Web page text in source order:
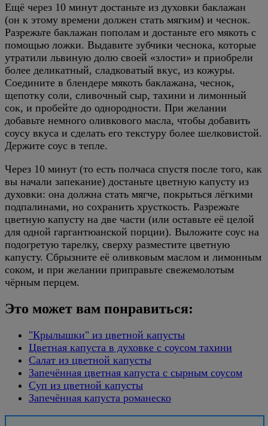
Ещё через 10 минут достаньте из духовки баклажан
(он к этому времени должен стать мягким) и чеснок.
Разрежьте баклажан пополам и достаньте его мякоть с
помощью ложки. Выдавите зубчики чеснока, которые
утратили львиную долю своей «злости» и приобрели
более деликатный, сладковатый вкус, из кожуры.
Соедините в блендере мякоть баклажана, чеснок,
щепотку соли, сливочный сыр, тахини и лимонный
сок, и пробейте до однородности. При желании
добавьте немного оливкового масла, чтобы добавить
соусу вкуса и сделать его текстуру более шелковистой.
Держите соус в тепле.
Через 10 минут (то есть полчаса спустя после того, как
вы начали запекание) достаньте цветную капусту из
духовки: она должна стать мягче, покрыться лёгкими
подпалинами, но сохранить хрусткость. Разрежьте
цветную капусту на две части (или оставьте её целой
для одной гаргантюанской порции). Выложите соус на
подогретую тарелку, сверху разместите цветную
капусту. Сбрызните её оливковым маслом и лимонным
соком, и при желании приправьте свежемолотым
чёрным перцем.
Это может вам понравиться:
"Крылышки" из цветной капусты
Цветная капуста в духовке с соусом тахини
Салат из цветной капусты
Запечённая цветная капуста с сырным соусом
Суп из цветной капусты
Запечённая капуста романеско